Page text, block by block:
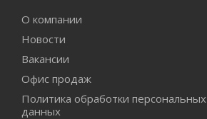
О компании
Новости
Вакансии
Офис продаж
Политика обработки персональных
данных